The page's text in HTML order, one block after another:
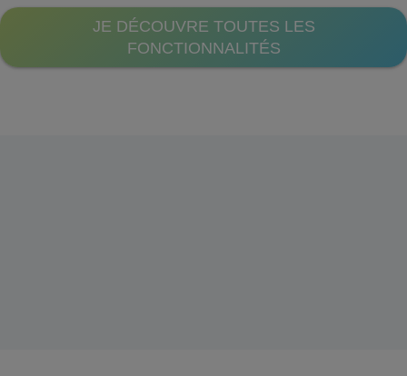
JE DÉCOUVRE TOUTES LES
FONCTIONNALITÉS